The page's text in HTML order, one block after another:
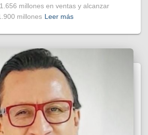
millones en ventas y alcanzar
millones Leer más